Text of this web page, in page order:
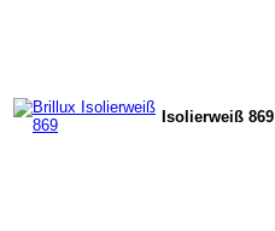
Isolierweiß 869